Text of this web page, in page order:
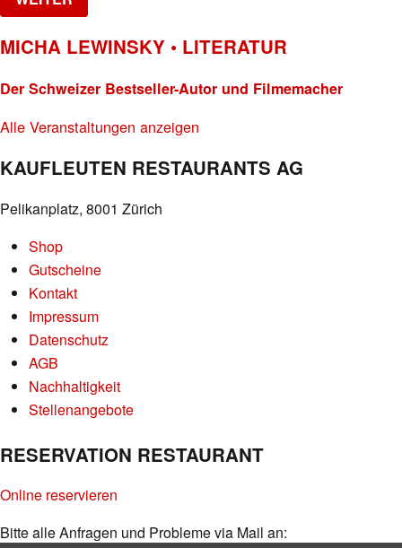
MICHA LEWINSKY • LITERATUR
Der Schweizer Bestseller-Autor und Filmemacher
Alle Veranstaltungen anzeigen
KAUFLEUTEN RESTAURANTS AG
Pelikanplatz, 8001 Zürich
Shop
Gutscheine
Kontakt
Impressum
Datenschutz
AGB
Nachhaltigkeit
Stellenangebote
RESERVATION RESTAURANT
Online reservieren
Bitte alle Anfragen und Probleme via Mail an: